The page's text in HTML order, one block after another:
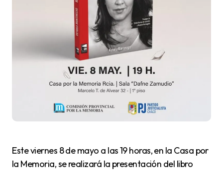
Este viernes 8 de mayo a las 19 horas, en la Casa por
la Memoria, se realizará la presentación del libro